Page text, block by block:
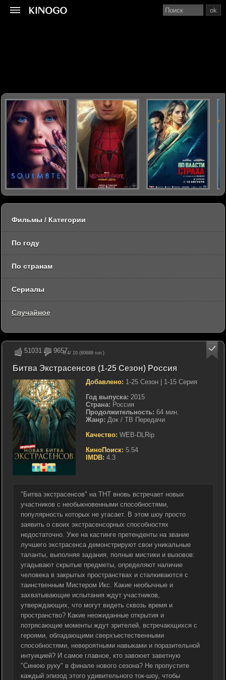
51031 9657
8.4/ 10 (60688 гол.)
Битва Экстрасенсов (1-25 Сезон) Россия
Добавлено: 1-25 Сезон | 1-15 Серия
Год выпуска: 2015
Страна: Россия
Продолжительность: 64 мин.
Жанр: Док / ТВ Передачи
Качество: WEB-DLRip
КиноПоиск: 5.54
IMDB: 4.3
"Битва экстрасенсов" на ТНТ вновь встречает новых
участников с необыкновенными способностями,
популярность которых не угасает. В этом шоу просто
заявить о своих экстрасенсорных способностях
недостаточно. Уже на кастинге претенденты на звание
лучшего экстрасенса демонстрируют свои уникальные
таланты, выполняя задания, полные мистики и вызовов:
угадывают скрытые предметы, определяют наличие
человека в закрытых пространствах и сталкиваются с
таинственным Мистером Икс. Какие необычные и
захватывающие испытания ждут участников,
утверждающих, что могут видеть сквозь время и
пространство? Какие неожиданные открытия и
потрясающие моменты ждут зрителей, встречающихся с
героями, обладающими сверхъестественными
способностями, невероятными навыками и поразительной
интуицией? И самое главное, кто завоюет заветную
"Синюю руку" в финале нового сезона? Не пропустите
каждый эпизод этого удивительного ток-шоу, чтобы
ok
Фильмы / Категории
По году
По странам
Сериалы
Случайное